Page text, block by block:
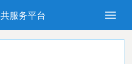
Toggle
服务平台
推荐性国家标准